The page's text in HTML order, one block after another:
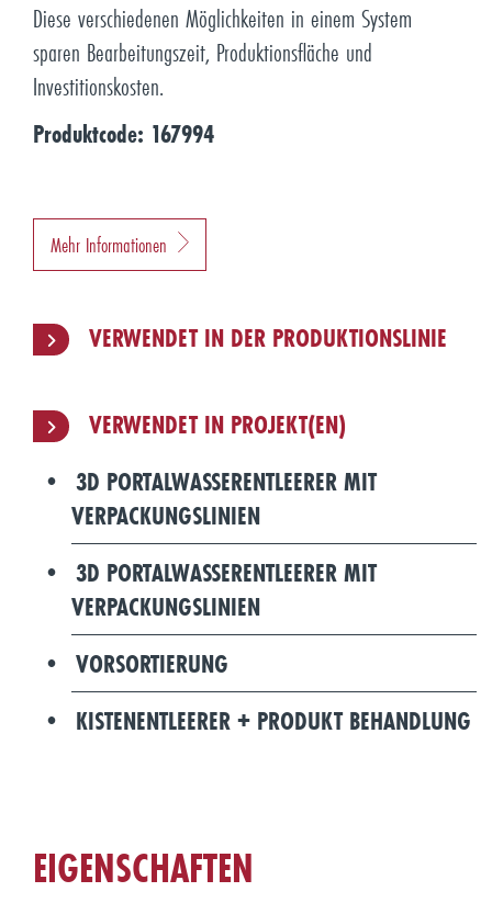
Diese verschiedenen Möglichkeiten in einem System
sparen Bearbeitungszeit, Produktionsfläche und
Investitionskosten.
Produktcode: 167994
Mehr Informationen
VERWENDET IN DER PRODUKTIONSLINIE
VERWENDET IN PROJEKT(EN)
3D PORTALWASSERENTLEERER MIT
VERPACKUNGSLINIEN
3D PORTALWASSERENTLEERER MIT
VERPACKUNGSLINIEN
VORSORTIERUNG
KISTENENTLEERER + PRODUKT BEHANDLUNG
EIGENSCHAFTEN